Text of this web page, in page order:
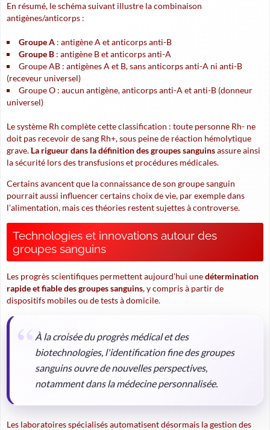
En résumé, le schéma suivant illustre la combinaison
antigènes/anticorps :
Groupe A : antigène A et anticorps anti-B
Groupe B : antigène B et anticorps anti-A
Groupe AB : antigènes A et B, sans anticorps anti-A ni anti-B
(receveur universel)
Groupe O : aucun antigène, anticorps anti-A et anti-B (donneur
universel)
Le système Rh complète cette classification : toute personne Rh- ne
doit pas recevoir de sang Rh+, sous peine de réaction hémolytique
grave. La rigueur dans la définition des groupes sanguinsassure ainsi
la sécurité lors des transfusions et procédures médicales.
Certains avancent que la connaissance de son groupe sanguin
pourrait aussi influencer certains choix de vie, par exemple dans
l'alimentation, mais ces théories restent sujettes à controverse.
Technologies et innovations autour des
groupes sanguins
Les progrès scientifiques permettent aujourd'hui unedétermination
rapide et fiable des groupes sanguins, y compris à partir de
dispositifs mobiles ou de tests à domicile.
À la croisée du progrès médical et des
biotechnologies, l'identification fine des groupes
sanguins ouvre de nouvelles perspectives,
notamment dans la médecine personnalisée.
Les laboratoires spécialisés automatisent désormais la gestion des